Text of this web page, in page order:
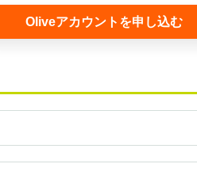
Oliveアカウントを申し込む